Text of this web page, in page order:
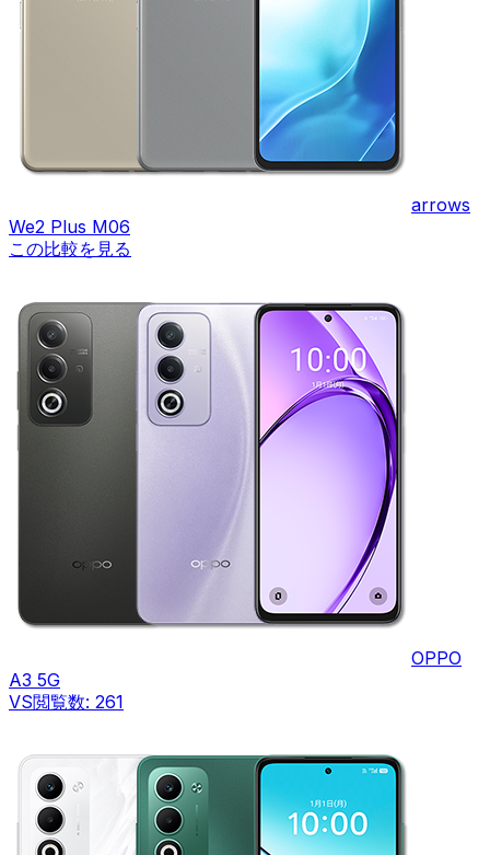
arrows
We2 Plus M06
この比較を見る
OPPO
A3 5G
VS閲覧数: 261